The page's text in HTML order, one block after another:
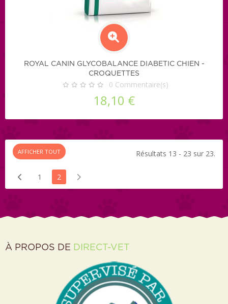
ROYAL CANIN GLYCOBALANCE DIABETIC CHIEN -
CROQUETTES
0 Commentaire(s)
18,10 €
AFFICHER TOUT
1 2
Résultats 13 - 23 sur 23.
À PROPOS DE DIRECT-VET